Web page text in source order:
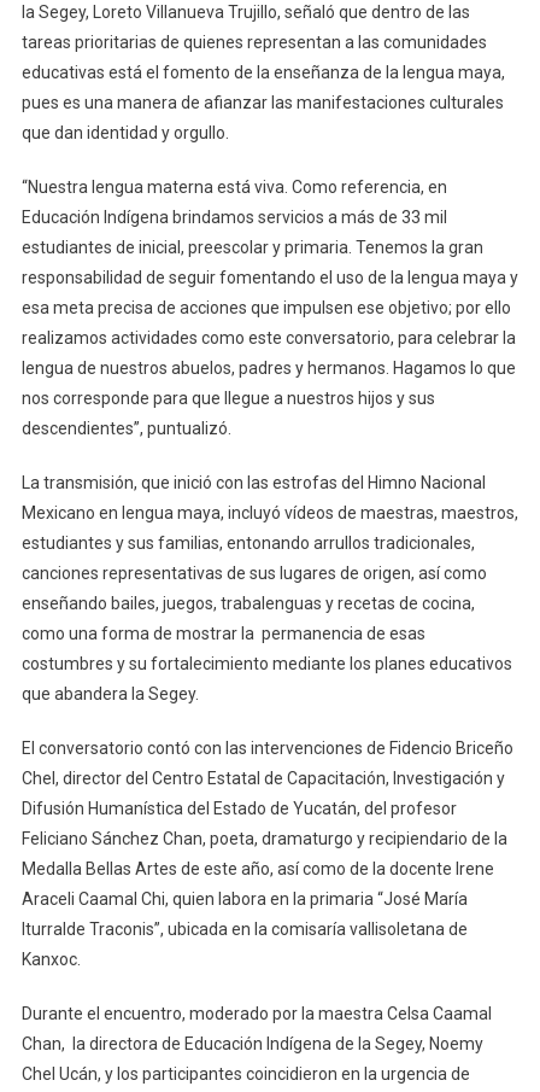
la Segey, Loreto Villanueva Trujillo, señaló que dentro de las
tareas prioritarias de quienes representan a las comunidades
educativas está el fomento de la enseñanza de la lengua maya,
pues es una manera de afianzar las manifestaciones culturales
que dan identidad y orgullo.
“Nuestra lengua materna está viva. Como referencia, en
Educación Indígena brindamos servicios a más de 33 mil
estudiantes de inicial, preescolar y primaria. Tenemos la gran
responsabilidad de seguir fomentando el uso de la lengua maya y
esa meta precisa de acciones que impulsen ese objetivo; por ello
realizamos actividades como este conversatorio, para celebrar la
lengua de nuestros abuelos, padres y hermanos. Hagamos lo que
nos corresponde para que llegue a nuestros hijos y sus
descendientes”, puntualizó.
La transmisión, que inició con las estrofas del Himno Nacional
Mexicano en lengua maya, incluyó vídeos de maestras, maestros,
estudiantes y sus familias, entonando arrullos tradicionales,
canciones representativas de sus lugares de origen, así como
enseñando bailes, juegos, trabalenguas y recetas de cocina,
como una forma de mostrar la permanencia de esas
costumbres y su fortalecimiento mediante los planes educativos
que abandera la Segey.
El conversatorio contó con las intervenciones de Fidencio Briceño
Chel, director del Centro Estatal de Capacitación, Investigación y
Difusión Humanística del Estado de Yucatán, del profesor
Feliciano Sánchez Chan, poeta, dramaturgo y recipiendario de la
Medalla Bellas Artes de este año, así como de la docente Irene
Araceli Caamal Chi, quien labora en la primaria “José María
Iturralde Traconis”, ubicada en la comisaría vallisoletana de
Kanxoc.
Durante el encuentro, moderado por la maestra Celsa Caamal
Chan, la directora de Educación Indígena de la Segey, Noemy
Chel Ucán, y los participantes coincidieron en la urgencia de